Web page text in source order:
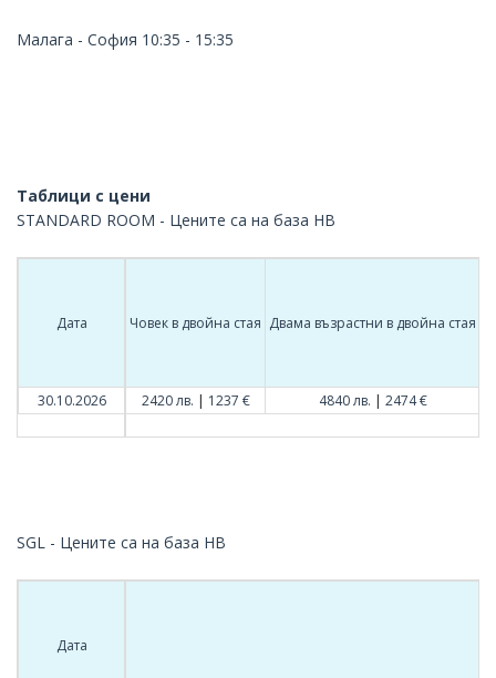
Малага - София 10:35 - 15:35
Таблици с цени
STANDARD ROOM - Цените са на база HB
Дата
30.10.2026
Човек в двойна стая Двама възрастни в двойна стая
2420 лв. | 1237 € 4840 лв. | 2474 €
SGL - Цените са на база HB
Дата